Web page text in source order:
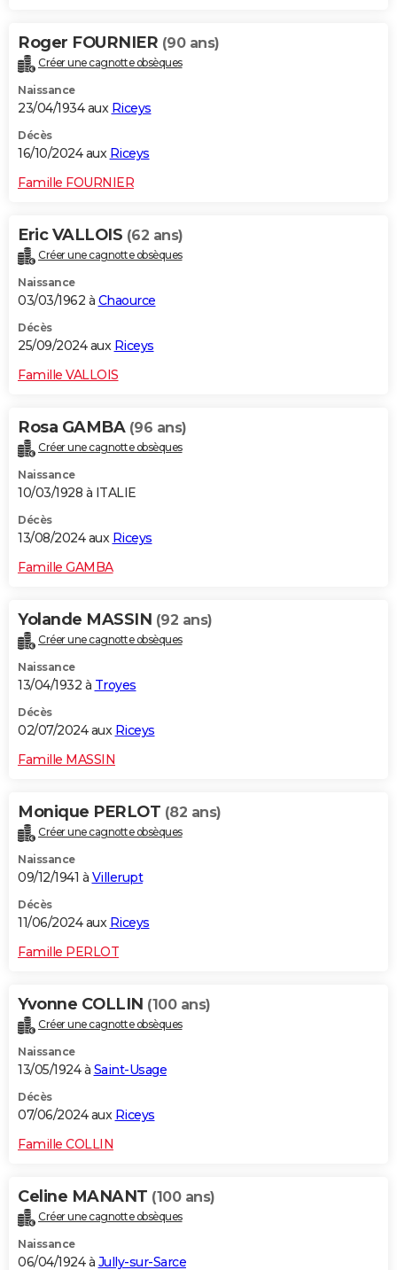
Roger FOURNIER (90 ans)
Créer une cagnotte obsèques
Naissance
23/04/1934 aux Riceys
Décès
16/10/2024 aux Riceys
Famille FOURNIER
Eric VALLOIS (62 ans)
Créer une cagnotte obsèques
Naissance
03/03/1962 à Chaource
Décès
25/09/2024 aux Riceys
Famille VALLOIS
Rosa GAMBA (96 ans)
Créer une cagnotte obsèques
Naissance
10/03/1928 à ITALIE
Décès
13/08/2024 aux Riceys
Famille GAMBA
Yolande MASSIN (92 ans)
Créer une cagnotte obsèques
Naissance
13/04/1932 à Troyes
Décès
02/07/2024 aux Riceys
Famille MASSIN
Monique PERLOT (82 ans)
Créer une cagnotte obsèques
Naissance
09/12/1941 à Villerupt
Décès
11/06/2024 aux Riceys
Famille PERLOT
Yvonne COLLIN (100 ans)
Créer une cagnotte obsèques
Naissance
13/05/1924 à Saint-Usage
Décès
07/06/2024 aux Riceys
Famille COLLIN
Celine MANANT (100 ans)
Créer une cagnotte obsèques
Naissance
06/04/1924 à Jully-sur-Sarce